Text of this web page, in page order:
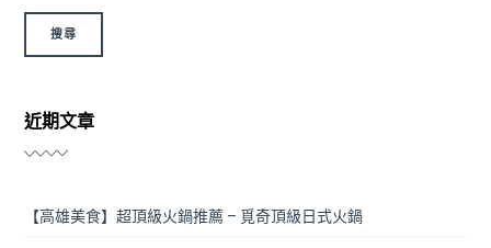
近期文章
【高雄美食】超頂級火鍋推薦 – 覓奇頂級日式火鍋